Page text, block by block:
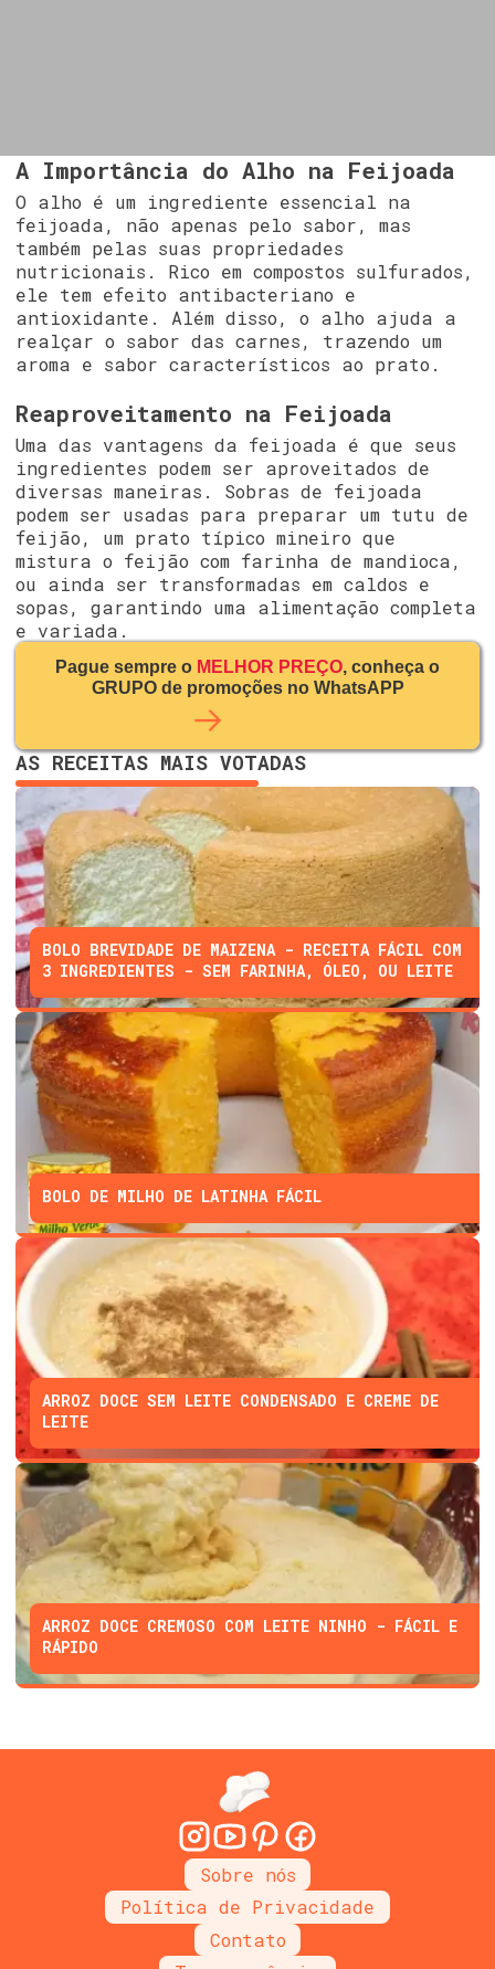
A Importância do Alho na Feijoada
O alho é um ingrediente essencial na
feijoada, não apenas pelo sabor, mas
também pelas suas propriedades
nutricionais. Rico em compostos sulfurados,
ele tem efeito antibacteriano e
antioxidante. Além disso, o alho ajuda a
realçar o sabor das carnes, trazendo um
aroma e sabor característicos ao prato.
Reaproveitamento na Feijoada
Uma das vantagens da feijoada é que seus
ingredientes podem ser aproveitados de
diversas maneiras. Sobras de feijoada
podem ser usadas para preparar um tutu de
feijão, um prato típico mineiro que
mistura o feijão com farinha de mandioca,
ou ainda ser transformadas em caldos e
sopas, garantindo uma alimentação completa
e variada.
Pague sempre o MELHOR PREÇO, conheça o
GRUPO de promoções no WhatsAPP
AS RECEITAS MAIS VOTADAS
BOLO BREVIDADE DE MAIZENA - RECEITA FÁCIL COM
3 INGREDIENTES - SEM FARINHA, ÓLEO, OU LEITE
BOLO DE MILHO DE LATINHA FÁCIL
ARROZ DOCE SEM LEITE CONDENSADO E CREME DE
LEITE
ARROZ DOCE CREMOSO COM LEITE NINHO - FÁCIL E
RÁPIDO
Sobre nós
Política de Privacidade
Contato